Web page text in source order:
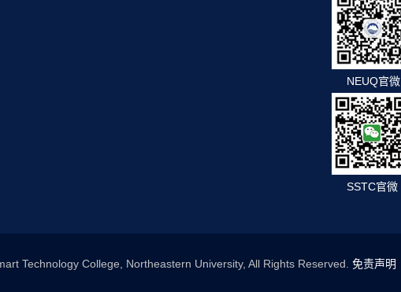
NEUQ官微
SSTC官微
Technology College, Northeastern University, All Rights Reserved. 免责声明